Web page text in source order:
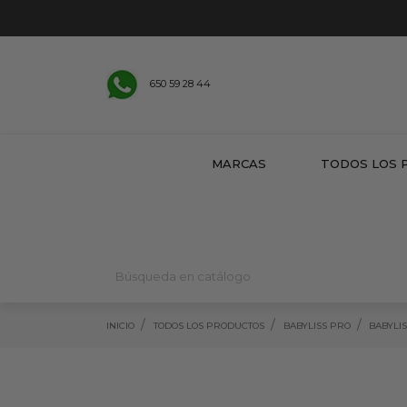
650 59 28 44
MARCAS TODOS LOS
INICIO TODOS LOS PRODUCTOS BABYLISS PRO